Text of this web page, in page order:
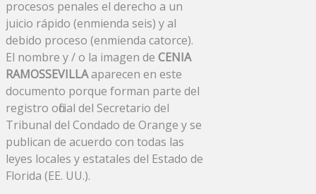
procesos penales el derecho a un
juicio rápido (enmienda seis) y al
debido proceso (enmienda catorce).
El nombre y / o la imagen de CENIA
RAMOSSEVILLAaparecen en este
documento porque forman parte del
registro oficial del Secretario del
Tribunal del Condado de Orange y se
publican de acuerdo con todas las
leyes locales y estatales del Estado de
Florida (EE. UU.).